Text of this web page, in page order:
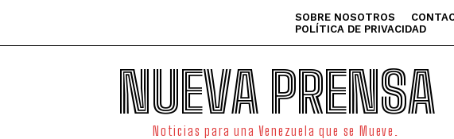
SOBRE NOSOTROS
POLÍTICA DE PRIVACIDAD
NUEVA PRENSA
Noticias para una Venezuela que se Mueve.